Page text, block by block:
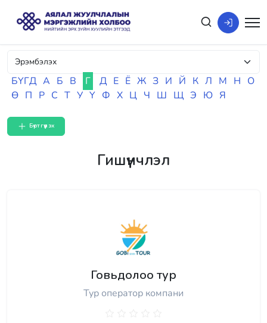
БҮГД А Б В Г Д Е Ё Ж З И Й К Л М Н О
Ө П Р С Т У Ү Ф Х Ц Ч Ш Щ Э Ю Я
Бүртгүүлэх
Гишүүнчлэл
Говьдолоо тур
Тур оператор компани